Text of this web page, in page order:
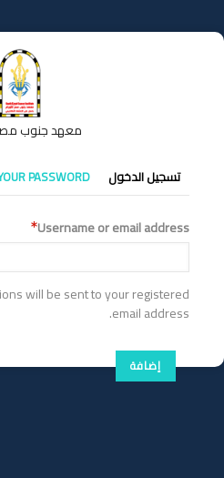
إلى
المحتوى
معهد جنوب مصر
التبويبات
الأساسية
تسجيل الدخول PASSWORD
Username or email address
will be sent to your registered
email address.